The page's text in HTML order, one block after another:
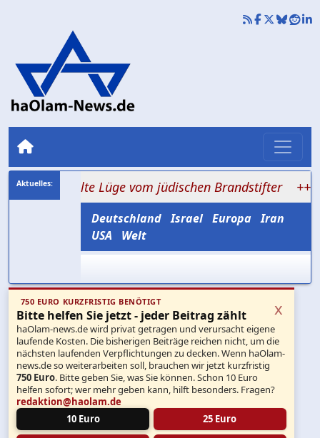
alte Lüge vom jüdischen Brandstifter +++
Deutschland Israel Europa Iran
USA
Welt
750 EURO KURZFRISTIG BENÖTIGT
Bitte helfen Sie jetzt - jeder Beitrag zählt
haOlam-news.de wird privat getragen und verursacht eigene
laufende Kosten. Die bisherigen Beiträge reichen nicht, um die
nächsten laufenden Verpflichtungen zu decken. Wenn haOlam-
news.de so weiterarbeiten soll, brauchen wir jetzt kurzfristig
750 Euro. Bitte geben Sie, was Sie können. Schon 10 Euro
helfen sofort; wer mehr geben kann, hilft besonders. Fragen?
redaktion@haolam.de
10 Euro
25 Euro
x